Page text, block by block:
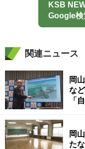
KSB
Google検
関連ニュース
岡
な
「
岡
た